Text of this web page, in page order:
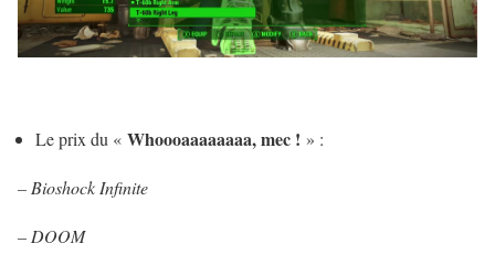
Le prix du « Whoooaaaaaaaa, mec ! » :
– Bioshock Infinite
– DOOM